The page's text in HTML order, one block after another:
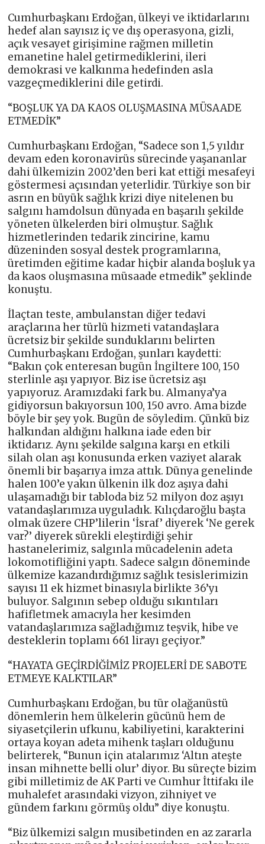
Cumhurbaşkanı Erdoğan, ülkeyi ve iktidarlarını
hedef alan sayısız iç ve dış operasyona, gizli,
açık vesayet girişimine rağmen milletin
emanetine halel getirmediklerini, ileri
demokrasi ve kalkınma hedefinden asla
vazgeçmediklerini dile getirdi.
“BOŞLUK YA DA KAOS OLUŞMASINA MÜSAADE
ETMEDİK”
Cumhurbaşkanı Erdoğan, “Sadece son 1,5 yıldır
devam eden koronavirüs sürecinde yaşananlar
dahi ülkemizin 2002’den beri kat ettiği mesafeyi
göstermesi açısından yeterlidir. Türkiye son bir
asrın en büyük sağlık krizi diye nitelenen bu
salgını hamdolsun dünyada en başarılı şekilde
yöneten ülkelerden biri olmuştur. Sağlık
hizmetlerinden tedarik zincirine, kamu
düzeninden sosyal destek programlarına,
üretimden eğitime kadar hiçbir alanda boşluk ya
da kaos oluşmasına müsaade etmedik” şeklinde
konuştu.
İlaçtan teste, ambulanstan diğer tedavi
araçlarına her türlü hizmeti vatandaşlara
ücretsiz bir şekilde sunduklarını belirten
Cumhurbaşkanı Erdoğan, şunları kaydetti:
“Bakın çok enteresan bugün İngiltere 100, 150
sterlinle aşı yapıyor. Biz ise ücretsiz aşı
yapıyoruz. Aramızdaki fark bu. Almanya’ya
gidiyorsun bakıyorsun 100, 150 avro. Ama bizde
böyle bir şey yok. Bugün de söyledim. Çünkü biz
halkından aldığını halkına iade eden bir
iktidarız. Aynı şekilde salgına karşı en etkili
silah olan aşı konusunda erken vaziyet alarak
önemli bir başarıya imza attık. Dünya genelinde
halen 100’e yakın ülkenin ilk doz aşıya dahi
ulaşamadığı bir tabloda biz 52 milyon doz aşıyı
vatandaşlarımıza uyguladık. Kılıçdaroğlu başta
olmak üzere CHP’lilerin ‘İsraf’ diyerek ‘Ne gerek
var?’ diyerek sürekli eleştirdiği şehir
hastanelerimiz, salgınla mücadelenin adeta
lokomotifliğini yaptı. Sadece salgın döneminde
ülkemize kazandırdığımız sağlık tesislerimizin
sayısı 11 ek hizmet binasıyla birlikte 36’yı
buluyor. Salgının sebep olduğu sıkıntıları
hafifletmek amacıyla her kesimden
vatandaşlarımıza sağladığımız teşvik, hibe ve
desteklerin toplamı 661 lirayı geçiyor.”
“HAYATA GEÇİRDİĞİMİZ PROJELERİ DE SABOTE
ETMEYE KALKTILAR”
Cumhurbaşkanı Erdoğan, bu tür olağanüstü
dönemlerin hem ülkelerin gücünü hem de
siyasetçilerin ufkunu, kabiliyetini, karakterini
ortaya koyan adeta mihenk taşları olduğunu
belirterek, “Bunun için atalarımız ‘Altın ateşte
insan mihnette belli olur’ diyor. Bu süreçte bizim
gibi milletimiz de AK Parti ve Cumhur İttifakı ile
muhalefet arasındaki vizyon, zihniyet ve
gündem farkını görmüş oldu” diye konuştu.
“Biz ülkemizi salgın musibetinden en az zararla